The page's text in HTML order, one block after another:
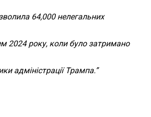
64,000 нелегальних
2024 року, коли було затримано
адміністрації Трампа.”